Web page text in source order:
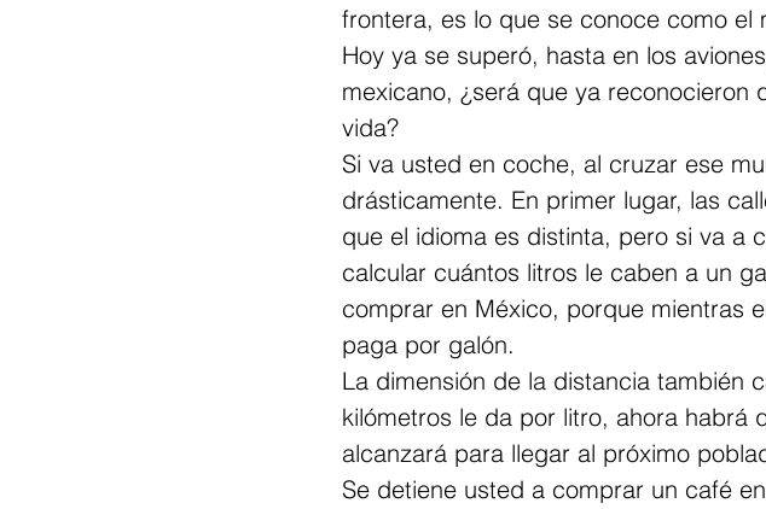
frontera, es lo que se conoce como el
Hoy ya se superó, hasta en los
mexicano, ¿será que ya reconocieron
vida?
Si va usted en coche, al cruzar ese
drásticamente. En primer lugar, las
que el idioma es distinta, pero si va a
calcular cuántos litros le caben a un
comprar en México, porque mientras
paga por galón.
La dimensión de la distancia también
kilómetros le da por litro, ahora habrá
alcanzará para llegar al próximo
Se detiene usted a comprar un café